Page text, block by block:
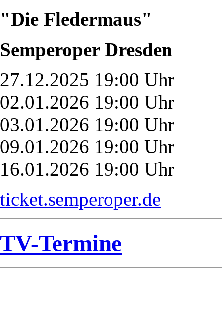
"Die Fledermaus"
Semperoper Dresden
27.12.2025 19:00 Uhr
02.01.2026 19:00 Uhr
03.01.2026 19:00 Uhr
09.01.2026 19:00 Uhr
16.01.2026 19:00 Uhr
ticket.semperoper.de
TV-Termine